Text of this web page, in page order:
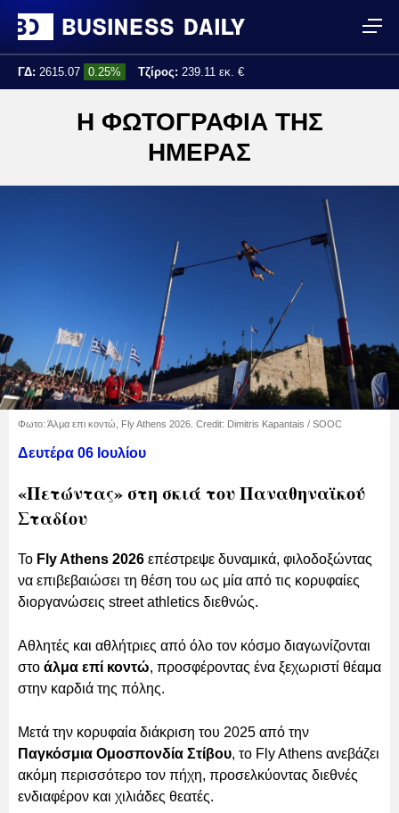
ΓΔ: 2615.07 0.25% Τζίρος: 239.11 εκ. €
Η ΦΩΤΟΓΡΑΦΙΑ ΤΗΣ
ΗΜΕΡΑΣ
Φωτο: Άλμα επι κοντώ, Fly Athens 2026. Credit: Dimitris Kapantais / SOOC
Δευτέρα 06 Ιουλίου
«Πετώντας» στη σκιά του Παναθηναϊκού
Σταδίου
Το Fly Athens 2026 επέστρεψε δυναμικά, φιλοδοξώντας
να επιβεβαιώσει τη θέση του ως μία από τις κορυφαίες
διοργανώσεις street athletics διεθνώς.
Αθλητές και αθλήτριες από όλο τον κόσμο διαγωνίζονται
στο άλμα επί κοντώ, προσφέροντας ένα ξεχωριστί θέαμα
στην καρδιά της πόλης.
Μετά την κορυφαία διάκριση του 2025 από την
Παγκόσμια Ομοσπονδία Στίβου, το Fly Athens ανεβάζει
ακόμη περισσότερο τον πήχη, προσελκύοντας διεθνές
ενδιαφέρον και χιλιάδες θεατές.